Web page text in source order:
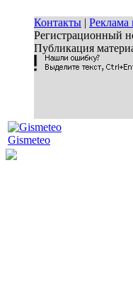
Контакты | Реклама
Регистрационный
Публикация
Gismeteo